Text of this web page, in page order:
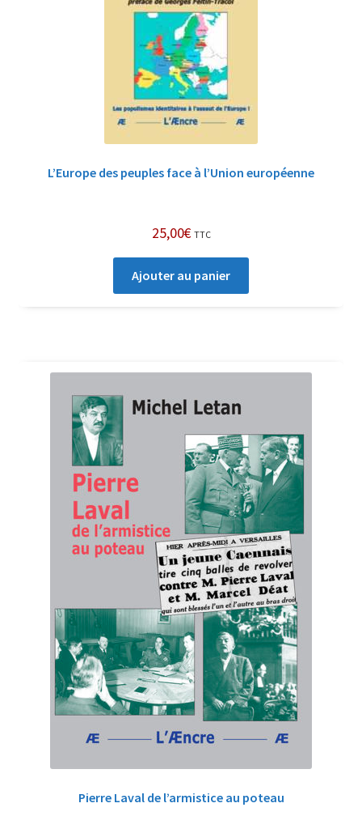
L’Europe des peuples face à l’Union européenne
25,00€ TTC
Ajouter au panier
Pierre Laval de l’armistice au poteau